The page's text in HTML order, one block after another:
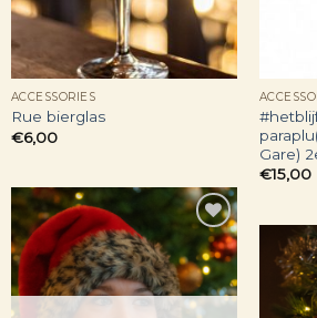
ACCESSORIES
Rue bierglas
€6,00
Gare)
€15,00
Toevoegen
aan
verlanglijst